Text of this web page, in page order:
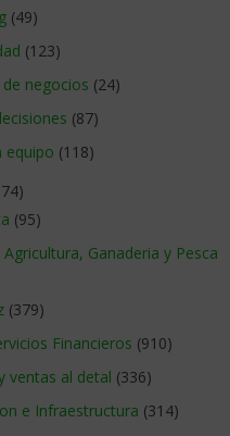
(49)
(123)
de negocios (24)
(87)
equipo (118)
(95)
Ganaderia y Pesca
(379)
Financieros (910)
ventas al detal (336)
e Infraestructura (314)